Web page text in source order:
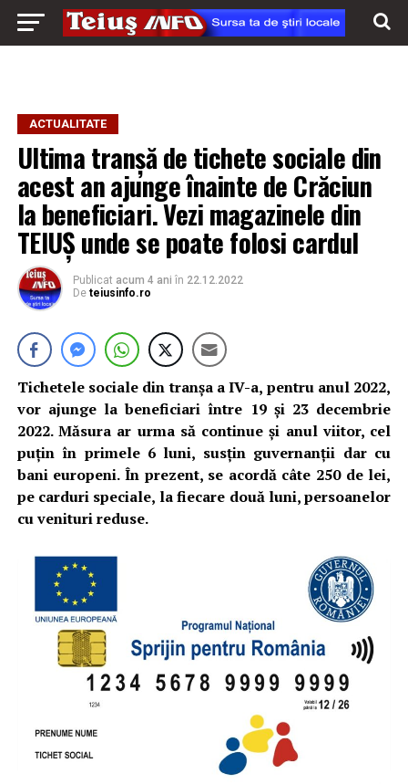
ACTUALITATE
Ultima tranșă de tichete sociale din
acest an ajunge înainte de Crăciun
la beneficiari. Vezi magazinele din
TEIUȘ unde se poate folosi cardul
Publicat acum 4 ani în 22.12.2022
De teiusinfo.ro
Tichetele sociale din tranșa a IV-a, pentru anul 2022,
vor ajunge la beneficiari între 19 și 23 decembrie
2022. Măsura ar urma să continue și anul viitor, cel
puțin în primele 6 luni, susțin guvernanții dar cu
bani europeni. În prezent, se acordă câte 250 de lei,
pe carduri speciale, la fiecare două luni, persoanelor
cu venituri reduse.